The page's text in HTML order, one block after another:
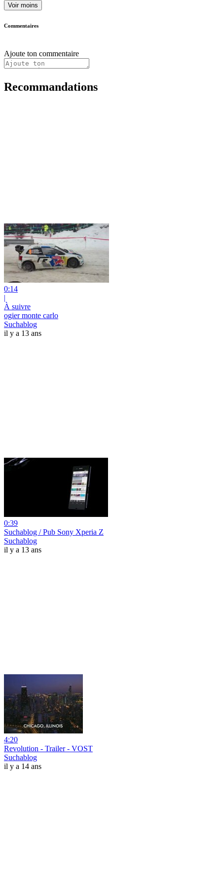
Voir moins
Commentaires
Ajoute ton commentaire
Recommandations
0:14
|
À suivre
ogier monte carlo
Suchablog
il y a 13 ans
0:39
Suchablog / Pub Sony Xperia Z
Suchablog
il y a 13 ans
4:20
Revolution - Trailer - VOST
Suchablog
il y a 14 ans